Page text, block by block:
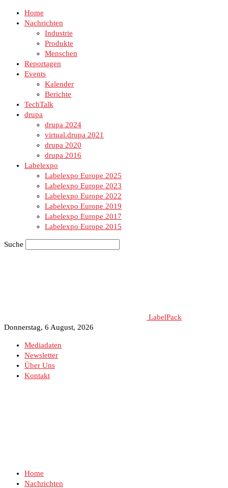
Home
Nachrichten
Industrie
Produkte
Menschen
Reportagen
Events
Kalender
Berichte
TechTalk
drupa
drupa 2024
virtual.drupa 2021
drupa 2020
drupa 2016
Labelexpo
Labelexpo Europe 2025
Labelexpo Europe 2023
Labelexpo Europe 2022
Labelexpo Europe 2019
Labelexpo Europe 2017
Labelexpo Europe 2015
Suche
LabelPack
Donnerstag, 6 August, 2026
Mediadaten
Newsletter
Über Uns
Kontakt
Home
Nachrichten